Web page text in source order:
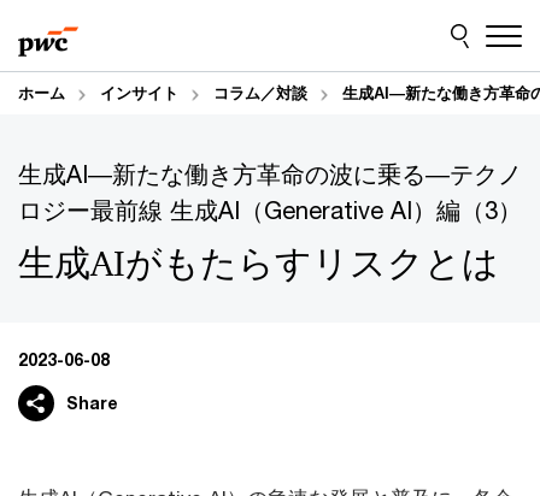
to
content
to
footer
ホーム インサイト コラム／対談 生成AI―新たな働き方革命
生成AI―新たな働き方革命の波に乗る―テクノ
ロジー最前線 生成AI（Generative AI）編（3）
生成AIがもたらすリスクとは
2023-06-08
Share